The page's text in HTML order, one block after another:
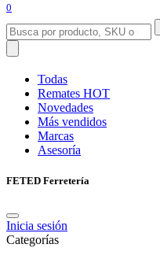
0
Todas
Remates HOT
Novedades
Más vendidos
Marcas
Asesoría
FETED Ferretería
Inicia sesión
Categorías